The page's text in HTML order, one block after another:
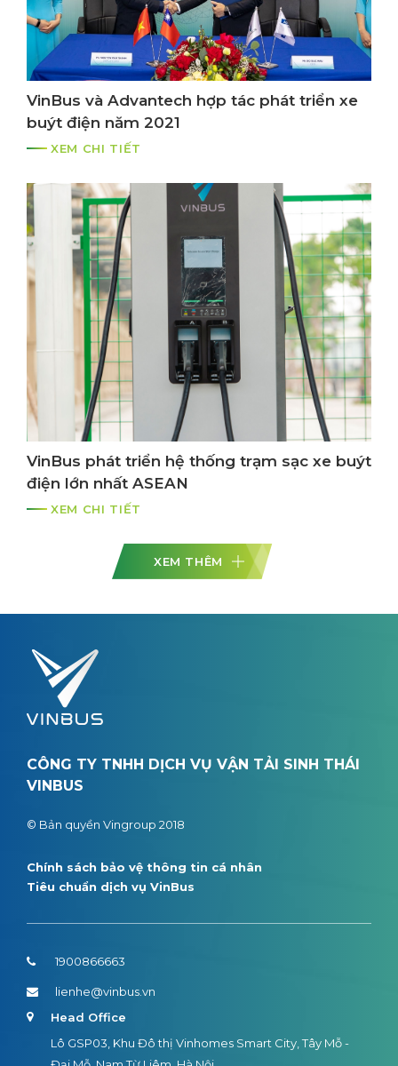
VinBus và Advantech hợp tác phát triển xe
buýt điện năm 2021
XEM CHI TIẾT
VinBus phát triển hệ thống trạm sạc xe buýt
điện lớn nhất ASEAN
XEM CHI TIẾT
XEM THÊM
CÔNG TY TNHH DỊCH VỤ VẬN TẢI SINH THÁI
VINBUS
© Bản quyền Vingroup 2018
Chính sách bảo vệ thông tin cá nhân
Tiêu chuẩn dịch vụ VinBus
1900866663
lienhe@vinbus.vn
Head Office
Lô GSP03, Khu Đô thị Vinhomes Smart City, Tây Mỗ -